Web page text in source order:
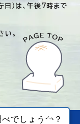
）は、午後7時まで
い。